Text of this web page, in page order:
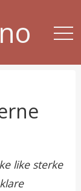
like sterke